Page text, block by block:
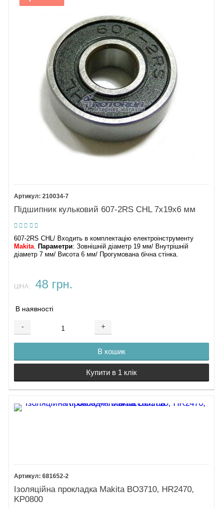
210034-7
Підшипник кульковий 607-2RS CHL 7х19х6 мм
607-2RS CHL/ Входить в комплектацію електроінструменту
Makita. Параметри: Зовнішній діаметр 19 мм/ Внутрішній
діаметр 7 мм/ Висота 6 мм/ Прогумована бічна стінка.
ЦІНА: 48 грн.
В наявності
- +
В кошик
Купити в 1 клік
681652-2
Ізоляційна прокладка Makita BO3710, HR2470,
KP0800